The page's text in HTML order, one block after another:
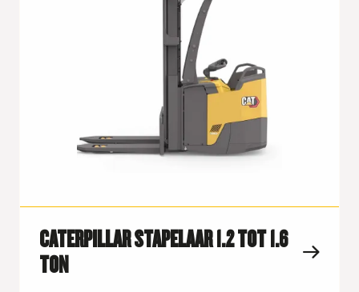
CATERPILLAR STAPELAAR 1.2 TOT 1.6
TON